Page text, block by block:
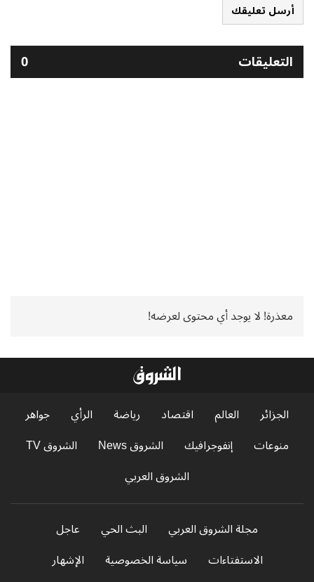
أرسل تعليقك
التعليقات 0
معذرة! لا يوجد أي محتوى لعرضه!
الجزائر العالم اقتصاد رياضة الرأي
جواهر
منوعات
إنفوجرافيك الشروق News
الشروق TV
الشروق العربي
مجلة الشروق العربي البث الحي
عاجل
الاستفتاءات
سياسة الخصوصية الإشهار